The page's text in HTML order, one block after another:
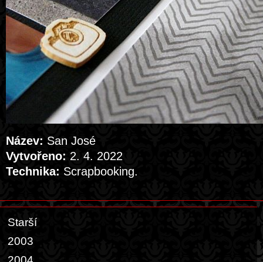
Název: San José
Vytvořeno: 2. 4. 2022
Technika: Scrapbooking.
Starší
2003